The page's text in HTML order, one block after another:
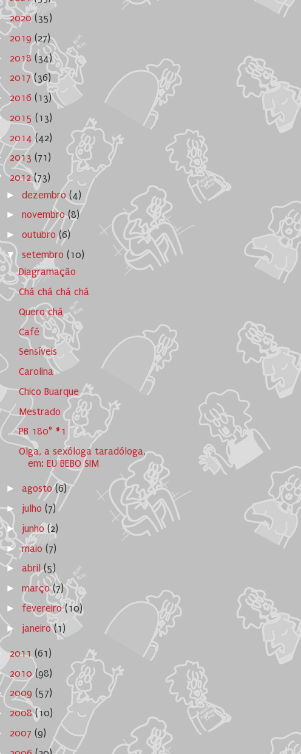
2020(35)
2019 (27)
2018 (34)
2017(36)
2016 (13)
2015 (13)
2014(42)
2013 (71)
2012(73)
►dezembro(4)
►novembro(8)
►outubro(6)
▼setembro(10)
Diagramação
Chá chá chá chá
Quero chá
Café
Sensíveis
Carolina
Chico Buarque
Mestrado
PB 180° #1
Olga, a sexóloga taradóloga,
em: EU BEBO SIM
►agosto(6)
► julho(7)
► junho(2)
►maio(7)
►abril(5)
►março(7)
► fevereiro(10)
► janeiro(1)
2011 (61)
2010(98)
2009 (57)
2008(10)
2007 (9)